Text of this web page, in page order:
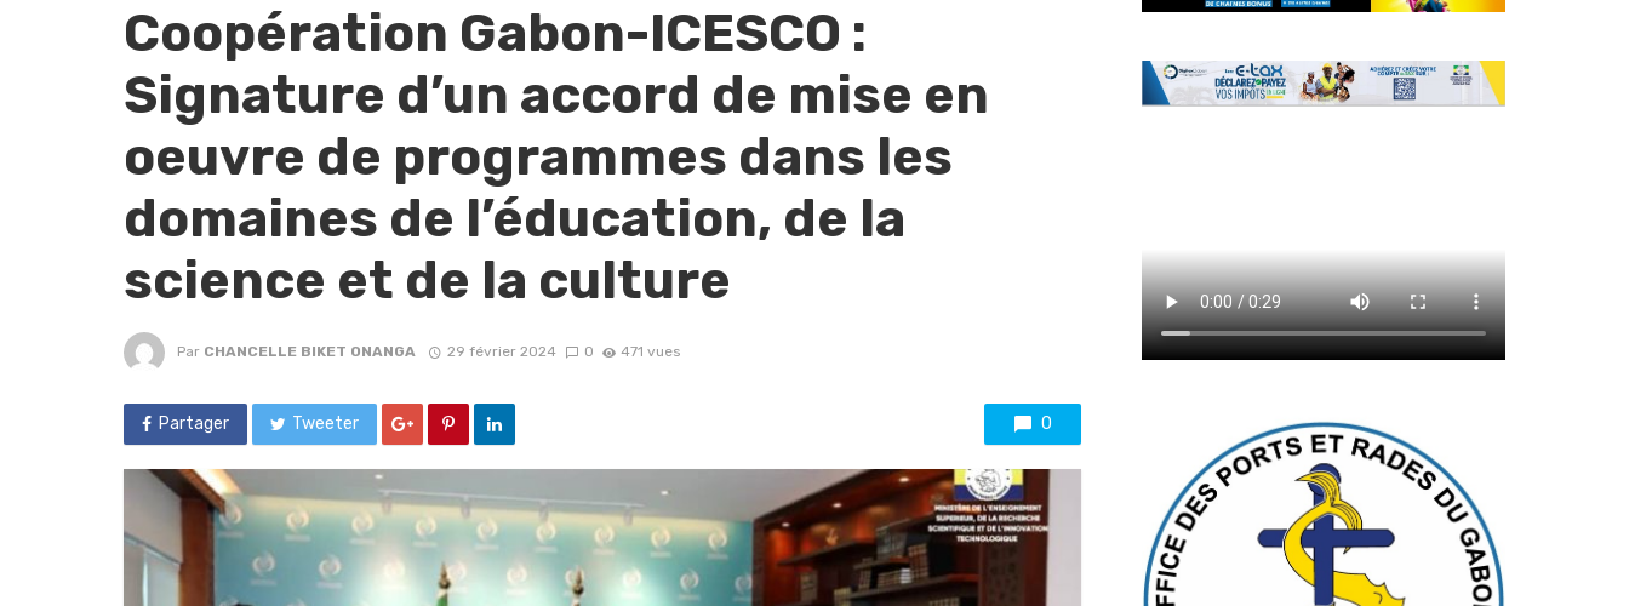
Coopération Gabon-ICESCO :
Signature d’un accord de mise en
oeuvre de programmes dans les
domaines de l’éducation, de la
science et de la culture
Par CHANCELLE BIKET ONANGA 29 février 2024 0 471 vues
Partager Tweeter 0